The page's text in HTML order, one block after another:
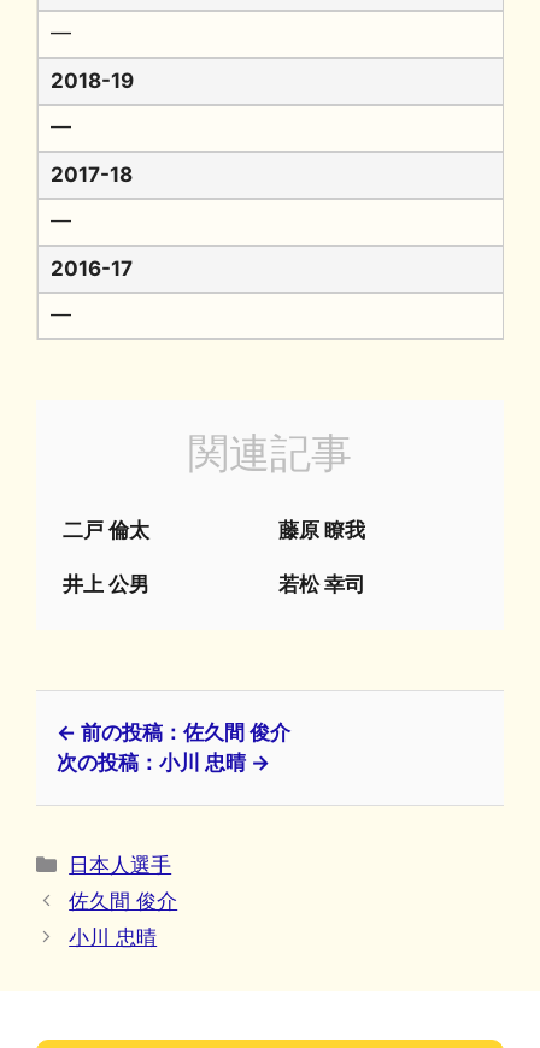
━
2018-19
━
2017-18
━
2016-17
━
関連記事
二戸 倫太 藤原 瞭我
井上 公男 若松 幸司
← 前の投稿：佐久間 俊介
次の投稿：小川 忠晴 →
カ
テ
ゴ
リ
日本人選手
佐久間 俊介
小川 忠晴